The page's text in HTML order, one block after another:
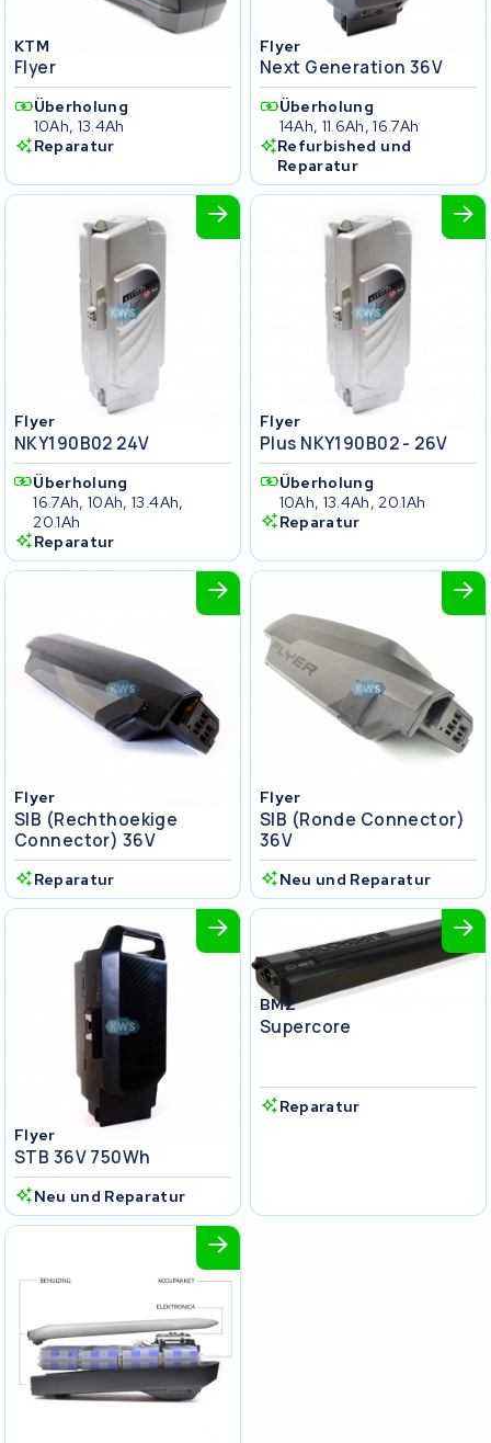
KTM
Flyer
Überholung
10Ah, 13.4Ah
Reparatur
Flyer
Next Generation 36V
Überholung
14Ah, 11.6Ah, 16.7Ah
Refurbished und
Reparatur
Flyer
NKY190B02 24V
Überholung
16.7Ah, 10Ah, 13.4Ah,
20.1Ah
Reparatur
Flyer
Plus NKY190B02 - 26V
Überholung
10Ah, 13.4Ah, 20.1Ah
Reparatur
Flyer
SIB (rechthoekige
Connector) 36V
Reparatur
Flyer
SIB (ronde Connector)
36V
Neu und Reparatur
Flyer
STB 36V 750Wh
Neu und Reparatur
BMZ
Supercore
Reparatur